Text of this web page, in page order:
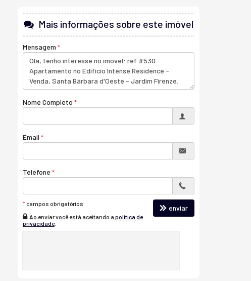
Mais informações sobre este imóvel
Mensagem
Nome Completo
Email
Telefone
*campos obrigatórios
Ao enviar você está aceitando a política de
privacidade.
enviar